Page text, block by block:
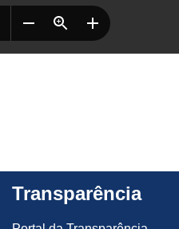
Transparência